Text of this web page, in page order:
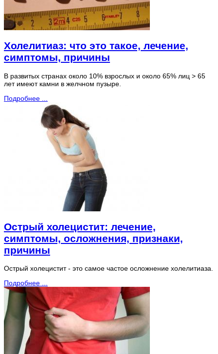
Холелитиаз: что это такое, лечение,
симптомы, причины
В развитых странах около 10% взрослых и около 65% лиц > 65
лет имеют камни в желчном пузыре.
Подробнее ...
Острый холецистит: лечение,
симптомы, осложнения, признаки,
причины
Острый холецистит - это самое частое осложнение холелитиаза.
Подробнее ...